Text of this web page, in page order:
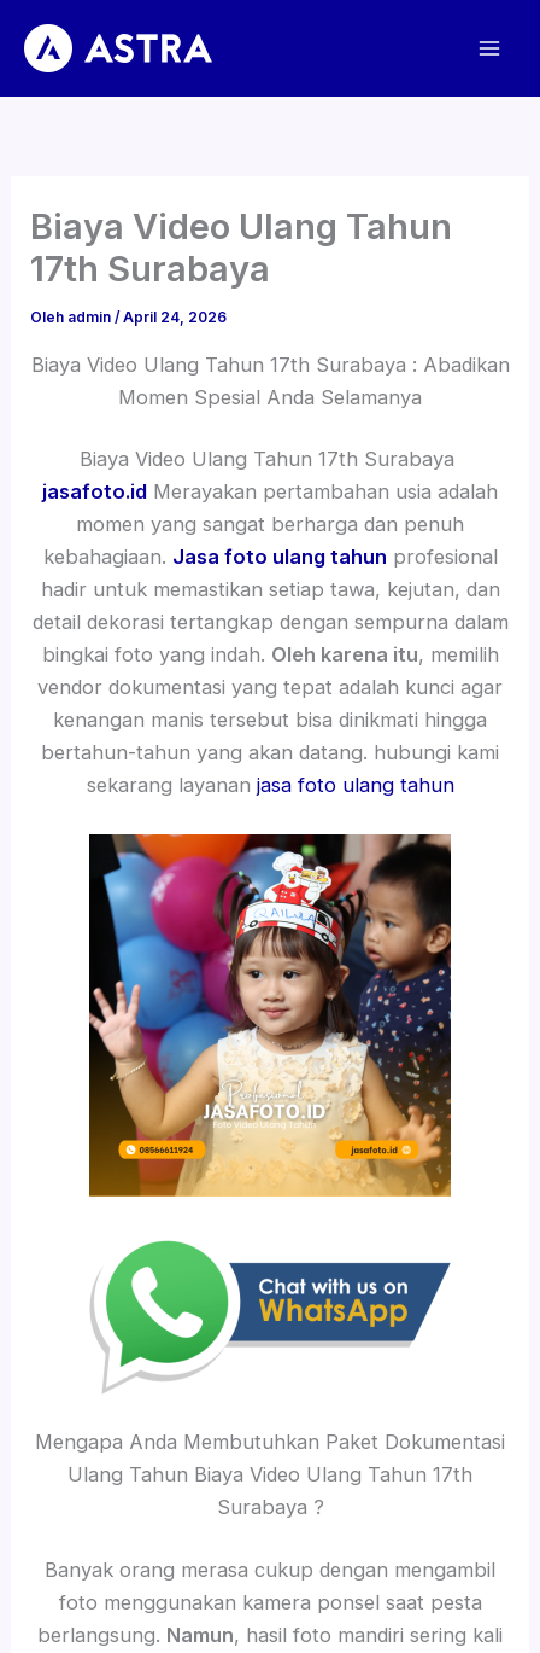
konten
Biaya Video Ulang Tahun
17th Surabaya
Oleh admin/April 24, 2026
Biaya Video Ulang Tahun 17th Surabaya : Abadikan
Momen Spesial Anda Selamanya
Biaya Video Ulang Tahun 17th Surabaya
jasafoto.id Merayakan pertambahan usia adalah
momen yang sangat berharga dan penuh
kebahagiaan. Jasa foto ulang tahun profesional
hadir untuk memastikan setiap tawa, kejutan, dan
detail dekorasi tertangkap dengan sempurna dalam
bingkai foto yang indah. Oleh karena itu, memilih
vendor dokumentasi yang tepat adalah kunci agar
kenangan manis tersebut bisa dinikmati hingga
bertahun-tahun yang akan datang. hubungi kami
sekarang layanan jasa foto ulang tahun
Mengapa Anda Membutuhkan Paket Dokumentasi
Ulang Tahun Biaya Video Ulang Tahun 17th
Surabaya ?
Banyak orang merasa cukup dengan mengambil
foto menggunakan kamera ponsel saat pesta
berlangsung. Namun, hasil foto mandiri sering kali